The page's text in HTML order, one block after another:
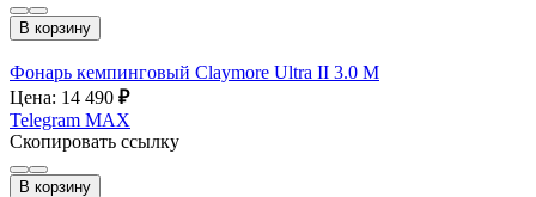
В корзину
Фонарь кемпинговый Claymore Ultra II 3.0 M
Цена: 14 490 ₽
Telegram MAX
Скопировать ссылку
В корзину